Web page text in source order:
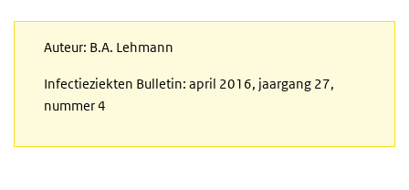
Auteur: B.A. Lehmann
Infectieziekten Bulletin: april 2016, jaargang 27,
nummer 4